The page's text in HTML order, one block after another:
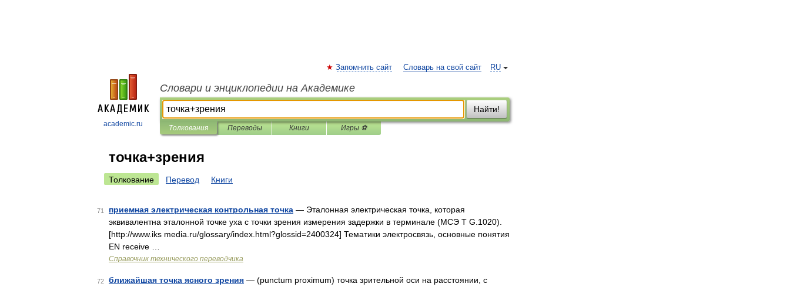
academic.ru
RU
Запомнить сайт Словарь на свой сайт
Словари и энциклопедии на Академике
Найти!
Толкования Переводы Книги Игры ⚽
точка+зрения
Толкование Перевод Книги
71 приемная электрическая контрольная точка — Эталонная электрическая точка, которая
эквивалентна эталонной точке уха с точки зрения измерения задержки в терминале (МСЭ Т G.1020).
[http://www.iks media.ru/glossary/index.html?glossid=2400324] Тематики электросвязь, основные понятия
EN receive …
Справочник технического переводчика
72 ближайшая точка ясного зрения — (punctum proximum) точка зрительной оси на расстоянии, с